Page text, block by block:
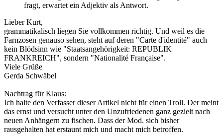
fragt, erwartet ein Adjektiv als Antwort.
Lieber Kurt,
grammatikalisch liegen Sie vollkommen richtig. Und weil es die
Farnzosen genauso sehen, steht auf deren "Carte d'identité" auch
kein Blödsinn wie "Staatsangehörigkeit: REPUBLIK
FRANKREICH", sondern "Nationalité Française".
Viele Grüße
Gerda Schwäbel
Nachtrag für Klaus:
Ich halte den Verfasser dieser Artikel nicht für einen Troll. Der meint
das ernst und versucht unter den Unzufriedenen ganz gezielt nach
neuen Anhängern zu fischen. Dass der Mod. sich bisher
rausgehalten hat erstaunt mich und macht mich betroffen.